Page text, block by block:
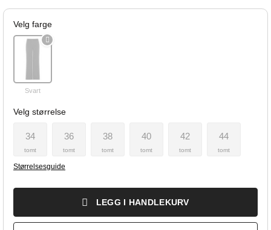
Velg farge
Svart
Velg størrelse
34
tomt
36
tomt
38
tomt
40
tomt
42
tomt
44
tomt
Størrelsesguide
LEGG I HANDLEKURV